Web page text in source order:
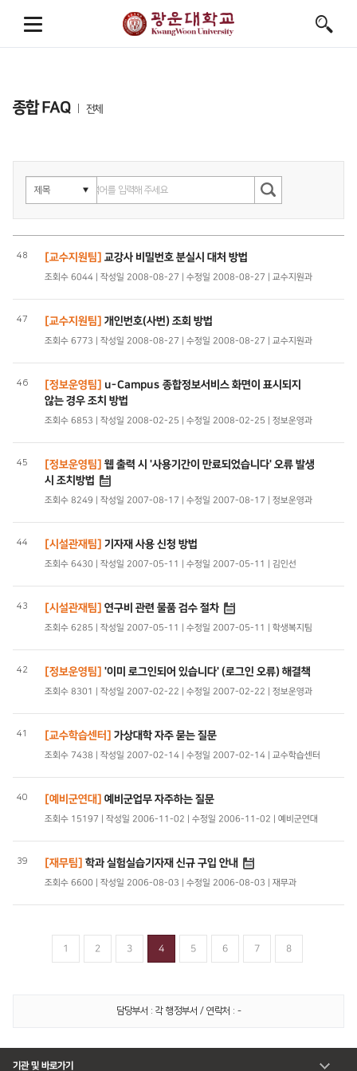
종합 FAQ 전체
48 [교수지원팀] 교강사 비밀번호 분실시 대처 방법
조회수 6044 | 작성일 2008-08-27 | 수정일 2008-08-27 | 교수지원과
47 [교수지원팀] 개인번호(사번) 조회 방법
조회수 6773 | 작성일 2008-08-27 | 수정일 2008-08-27 | 교수지원과
46 [정보운영팀] u-Campus 종합정보서비스 화면이 표시되지
않는 경우 조치 방법
조회수 6853 | 작성일 2008-02-25 | 수정일 2008-02-25 | 정보운영과
45 [정보운영팀] 웹 출력 시 '사용기간이 만료되었습니다' 오류 발생
시 조치방법
조회수 8249 | 작성일 2007-08-17 | 수정일 2007-08-17 | 정보운영과
44 [시설관재팀] 기자재 사용 신청 방법
조회수 6430 | 작성일 2007-05-11 | 수정일 2007-05-11 | 김인선
43 [시설관재팀] 연구비 관련 물품 검수 절차
조회수 6285 | 작성일 2007-05-11 | 수정일 2007-05-11 | 학생복지팀
42 [정보운영팀] '이미 로그인되어 있습니다' (로그인 오류) 해결책
조회수 8301 | 작성일 2007-02-22 | 수정일 2007-02-22 | 정보운영과
41 [교수학습센터] 가상대학 자주 묻는 질문
조회수 7438 | 작성일 2007-02-14 | 수정일 2007-02-14 | 교수학습센터
40 [예비군연대] 예비군업무 자주하는 질문
조회수 15197 | 작성일 2006-11-02 | 수정일 2006-11-02 | 예비군연대
39 [재무팀] 학과 실험실습기자재 신규 구입 안내
조회수 6600 | 작성일 2006-08-03 | 수정일 2006-08-03 | 재무과
1 2 3 4 5 6 7 8
담당부서 : 각 행정부서 / 연락처 : -
기관 및 바로가기